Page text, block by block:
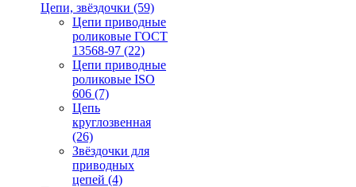
Цепи, звёздочки (59)
Цепи приводные
роликовые ГОСТ
13568-97 (22)
Цепи приводные
роликовые ISO
606 (7)
Цепь
круглозвенная
(26)
Звёздочки для
приводных
цепей (4)